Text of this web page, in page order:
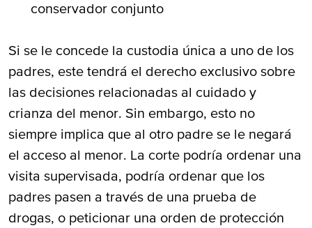
conservador conjunto
Si se le concede la custodia única a uno de los
padres, este tendrá el derecho exclusivo sobre
las decisiones relacionadas al cuidado y
crianza del menor. Sin embargo, esto no
siempre implica que al otro padre se le negará
el acceso al menor. La corte podría ordenar una
visita supervisada, podría ordenar que los
padres pasen a través de una prueba de
drogas, o peticionar una orden de protección